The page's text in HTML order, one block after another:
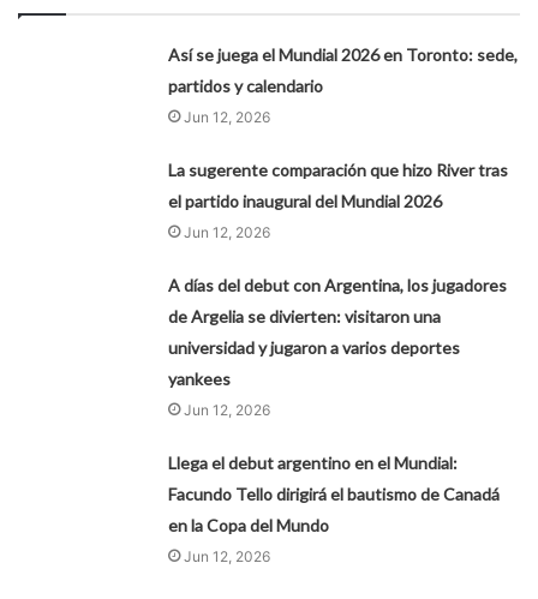
Así se juega el Mundial 2026 en Toronto: sede,
partidos y calendario
Jun 12, 2026
La sugerente comparación que hizo River tras
el partido inaugural del Mundial 2026
Jun 12, 2026
A días del debut con Argentina, los jugadores
de Argelia se divierten: visitaron una
universidad y jugaron a varios deportes
yankees
Jun 12, 2026
Llega el debut argentino en el Mundial:
Facundo Tello dirigirá el bautismo de Canadá
en la Copa del Mundo
Jun 12, 2026